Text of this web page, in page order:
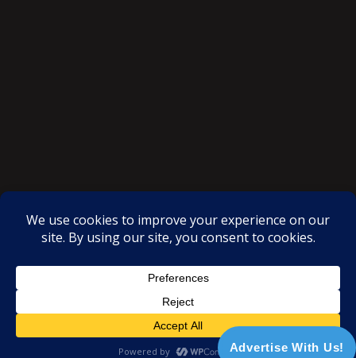
Proudly powered by WordPress |Theme: SuperMag byAcme
Themes
Advertise With Us!